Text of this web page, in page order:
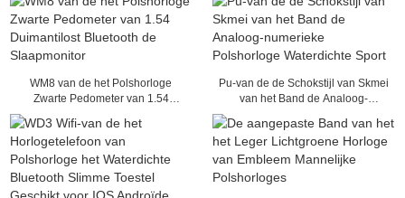
WM8 van de het Polshorloge
Zwarte Pedometer van 1.54
Slaapmonitor
Pu-van de de Schokstijl van Skmei
van het Band de Analoog-
Waterdichte Sport